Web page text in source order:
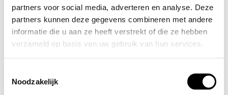
partners voor social media, adverteren en analyse. Deze
partners kunnen deze gegevens combineren met andere
informatie die u aan ze heeft verstrekt of die ze hebben
verzameld op basis van uw gebruik van hun services.
Noodzakelijk